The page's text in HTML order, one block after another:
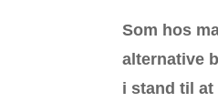
Som hos
alternative
i stand til